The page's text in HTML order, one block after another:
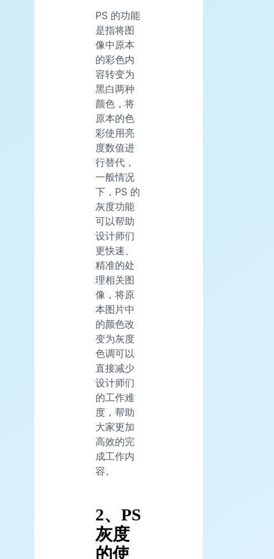
PS 的功能
是指将图
像中原本
的彩色内
容转变为
黑白两种
颜色，将
原本的色
彩使用亮
度数值进
行替代，
一般情况
下，PS 的
灰度功能
可以帮助
设计师们
更快速、
精准的处
理相关图
像，将原
本图片中
的颜色改
变为灰度
色调可以
直接减少
设计师们
的工作难
度，帮助
大家更加
高效的完
成工作内
容。
2、PS
灰度
的使